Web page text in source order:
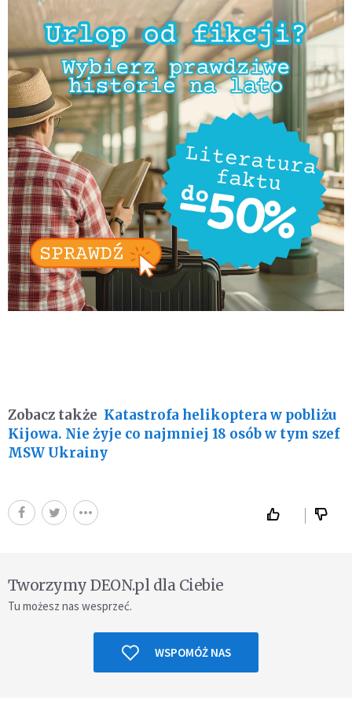
Zobacz także Katastrofa helikoptera w pobliżu
Kijowa. Nie żyje co najmniej 18 osób w tym szef
MSW Ukrainy
Tworzymy DEON.pl dla Ciebie
Tu możesz nas wesprzeć.
WSPOMÓŻ NAS